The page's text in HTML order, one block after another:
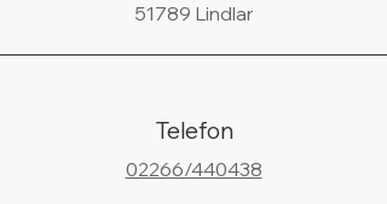
51789 Lindlar
Telefon
02266/440438